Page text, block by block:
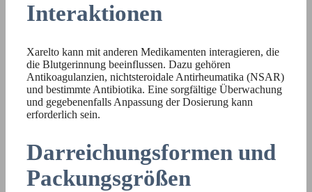
Interaktionen
Xarelto kann mit anderen Medikamenten interagieren, die
die Blutgerinnung beeinflussen. Dazu gehören
Antikoagulanzien, nichtsteroidale Antirheumatika (NSAR)
und bestimmte Antibiotika. Eine sorgfältige Überwachung
und gegebenenfalls Anpassung der Dosierung kann
erforderlich sein.
Darreichungsformen und
Packungsgrößen